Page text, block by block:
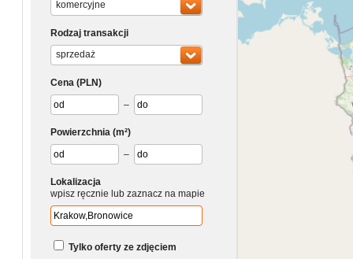
komercyjne
Rodzaj transakcji
sprzedaż
Cena (PLN)
–
Powierzchnia (m²)
–
Lokalizacja
wpisz ręcznie lub zaznacz na mapie
Tylko oferty ze zdjęciem